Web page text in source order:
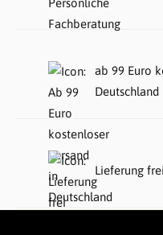
ab 99 Euro
Deutschland
Lieferung